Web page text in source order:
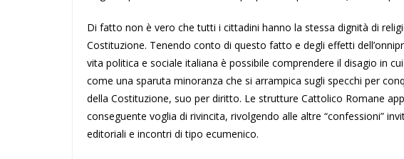
Di fatto non è vero che tutti i cittadini hanno la stessa dignità di
Costituzione. Tenendo conto di questo fatto e degli effetti
vita politica e sociale italiana è possibile comprendere il disagio in
come una sparuta minoranza che si arrampica sugli specchi per
della Costituzione, suo per diritto. Le strutture Cattolico Romane
conseguente voglia di rivincita, rivolgendo alle altre “confessioni”
editoriali e incontri di tipo ecumenico.